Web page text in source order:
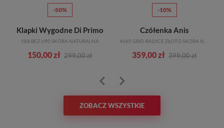
-50%
Klapki Wygodne Di Primo
588 BEŻ U90 SKÓRA NATURALNA
150,00 zł 299,00 zł
-10%
Czółenka Anis
359,00 zł 399,00 zł
ZOBACZ WSZYSTKIE